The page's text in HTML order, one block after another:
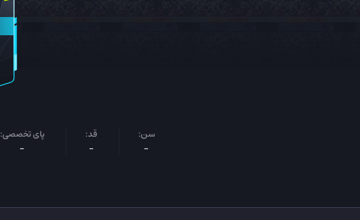
سن:
-
قد:
-
پای تخصصی:
-